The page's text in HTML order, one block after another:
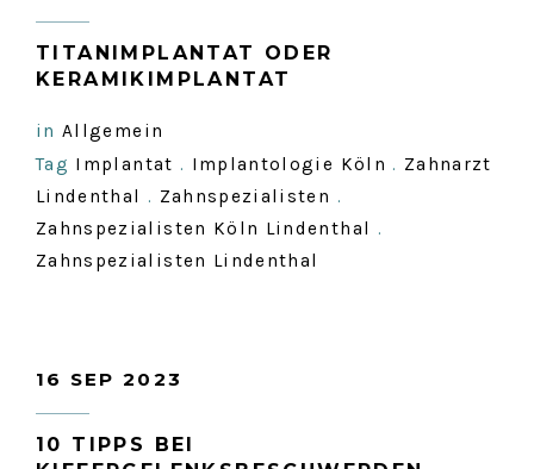
TITANIMPLANTAT ODER
KERAMIKIMPLANTAT
in Allgemein
Tag Implantat . Implantologie Köln . Zahnarzt
Lindenthal . Zahnspezialisten .
Zahnspezialisten Köln Lindenthal .
Zahnspezialisten Lindenthal
16 SEP 2023
10 TIPPS BEI